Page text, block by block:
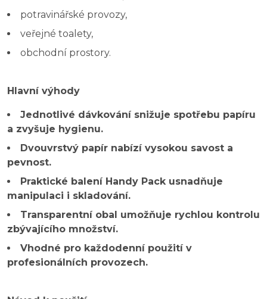
potravinářské provozy,
veřejné toalety,
obchodní prostory.
Hlavní výhody
Jednotlivé dávkování snižuje spotřebu papíru
a zvyšuje hygienu.
Dvouvrstvý papír nabízí vysokou savost a
pevnost.
Praktické balení Handy Pack usnadňuje
manipulaci i skladování.
Transparentní obal umožňuje rychlou kontrolu
zbývajícího množství.
Vhodné pro každodenní použití v
profesionálních provozech.